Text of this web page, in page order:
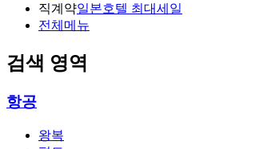
직계약일본호텔 최대세일
전체메뉴
검색 영역
항공
왕복